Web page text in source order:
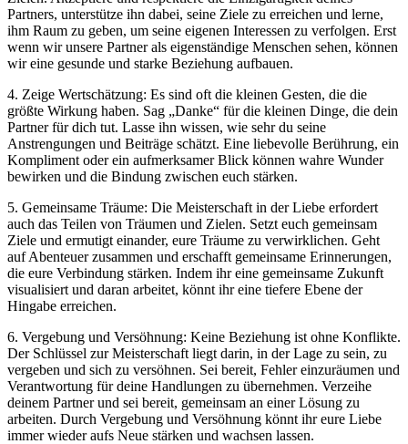
Partners, unterstütze ihn dabei, seine Ziele zu erreichen und lerne,
ihm Raum zu geben, um seine eigenen Interessen zu verfolgen. Erst
wenn wir unsere Partner als eigenständige Menschen sehen, können
wir eine gesunde und starke Beziehung aufbauen.
4. Zeige Wertschätzung: Es sind oft die kleinen Gesten, die die
größte Wirkung haben. Sag „Danke“ für die kleinen Dinge, die dein
Partner für dich tut. Lasse ihn wissen, wie sehr du seine
Anstrengungen und Beiträge schätzt. Eine liebevolle Berührung, ein
Kompliment oder ein aufmerksamer Blick können wahre Wunder
bewirken und die Bindung zwischen euch stärken.
5. Gemeinsame Träume: Die Meisterschaft in der Liebe erfordert
auch das Teilen von Träumen und Zielen. Setzt euch gemeinsam
Ziele und ermutigt einander, eure Träume zu verwirklichen. Geht
auf Abenteuer zusammen und erschafft gemeinsame Erinnerungen,
die eure Verbindung stärken. Indem ihr eine gemeinsame Zukunft
visualisiert und daran arbeitet, könnt ihr eine tiefere Ebene der
Hingabe erreichen.
6. Vergebung und Versöhnung: Keine Beziehung ist ohne Konflikte.
Der Schlüssel zur Meisterschaft liegt darin, in der Lage zu sein, zu
vergeben und sich zu versöhnen. Sei bereit, Fehler einzuräumen und
Verantwortung für deine Handlungen zu übernehmen. Verzeihe
deinem Partner und sei bereit, gemeinsam an einer Lösung zu
arbeiten. Durch Vergebung und Versöhnung könnt ihr eure Liebe
immer wieder aufs Neue stärken und wachsen lassen.